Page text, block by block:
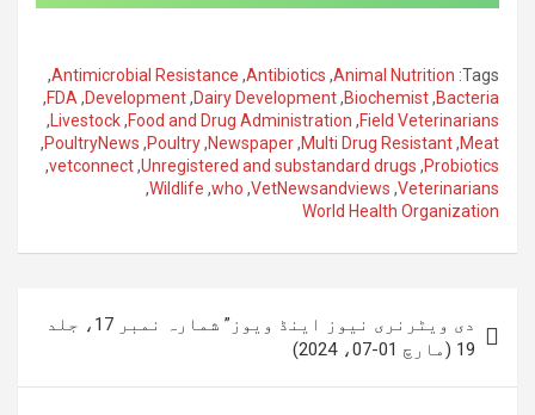
Tags:
Animal Nutrition
,
Antibiotics
,
Antimicrobial Resistance
,
Bacteria
,
Biochemist
,
Dairy Development
,
Development
,
FDA
,
Field Veterinarians
,
Food and Drug Administration
,
Livestock
,
Meat
,
Multi Drug Resistant
,
Newspaper
,
Poultry
,
PoultryNews
,
Probiotics
,
Unregistered and substandard drugs
,
vetconnect
,
Veterinarians
,
VetNewsandviews
,
who
,
Wildlife
,
World Health Organization
کی
نیویگیشن
دی ویٹرنری نیوز اینڈ ویوز” شمارہ نمبر 17، جلد
19 (مارچ 01-07، 2024)